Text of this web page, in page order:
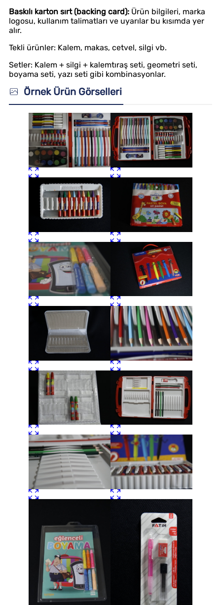
Baskılı karton sırt (backing card): Ürün bilgileri, marka
logosu, kullanım talimatları ve uyarılar bu kısımda yer
alır.
Tekli ürünler: Kalem, makas, cetvel, silgi vb.
Setler: Kalem + silgi + kalemtıraş seti, geometri seti,
boyama seti, yazı seti gibi kombinasyonlar.
Örnek Ürün Görselleri